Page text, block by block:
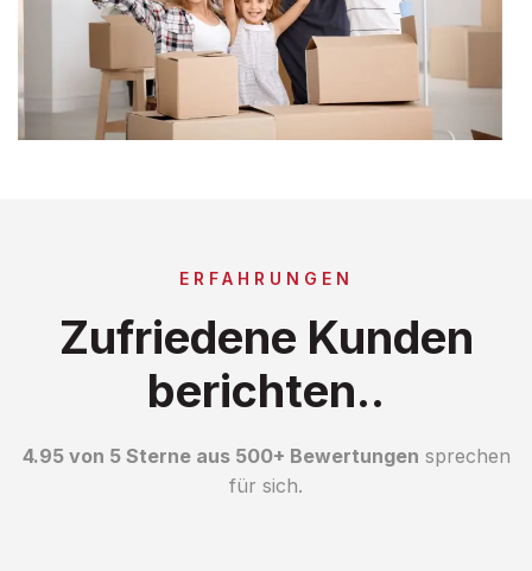
ERFAHRUNGEN
Zufriedene Kunden
berichten..
4.95 von 5 Sterne aus 500+ Bewertungen sprechen
für sich.